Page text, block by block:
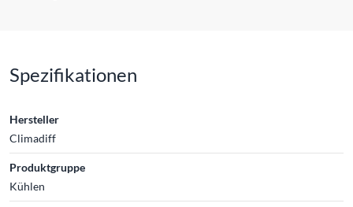
Spezifikationen
Hersteller
Climadiff
Produktgruppe
Kühlen